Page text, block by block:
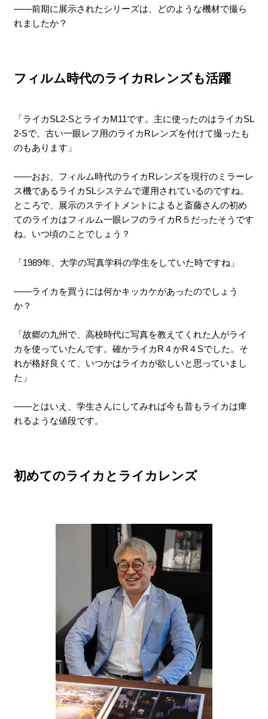
――前期に展示されたシリーズは、どのような機材で撮ら
れましたか？
フィルム時代のライカRレンズも活躍
「ライカSL2-SとライカM11です。主に使ったのはライカSL
2-Sで、古い一眼レフ用のライカRレンズを付けて撮ったも
のもあります」
――おお、フィルム時代のライカRレンズを現行のミラーレ
ス機であるライカSLシステムで運用されているのですね。
ところで、展示のステイトメントによると斎藤さんの初め
てのライカはフィルム一眼レフのライカR５だったそうです
ね。いつ頃のことでしょう？
「1989年、大学の写真学科の学生をしていた時ですね」
――ライカを買うには何かキッカケがあったのでしょう
か？
「故郷の九州で、高校時代に写真を教えてくれた人がライ
カを使っていたんです。確かライカR４かR４Sでした。そ
れが格好良くて、いつかはライカが欲しいと思っていまし
た」
――とはいえ、学生さんにしてみれば今も昔もライカは痺
れるような値段です。
初めてのライカとライカレンズ